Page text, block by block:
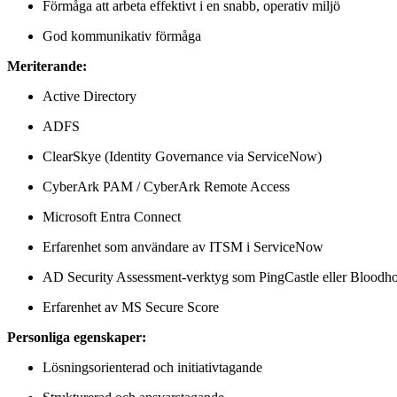
Förmåga att arbeta effektivt i en snabb, operativ miljö
God kommunikativ förmåga
Meriterande:
Active Directory
ADFS
ClearSkye (Identity Governance via ServiceNow)
CyberArk PAM / CyberArk Remote Access
Microsoft Entra Connect
Erfarenhet som användare av ITSM i ServiceNow
AD Security Assessment-verktyg som PingCastle eller
Erfarenhet av MS Secure Score
Personliga egenskaper:
Lösningsorienterad och initiativtagande